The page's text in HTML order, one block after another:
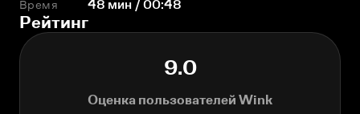
Время 48 мин / 00:48
Рейтинг
9.0
Оценка пользователей Wink